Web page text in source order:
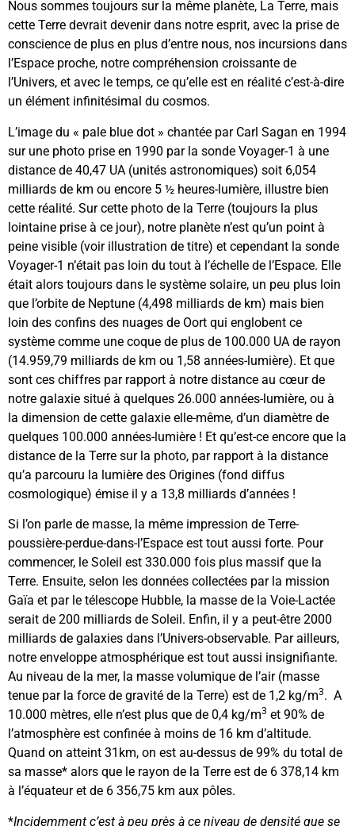
Nous sommes toujours sur la même planète, La Terre, mais
cette Terre devrait devenir dans notre esprit, avec la prise de
conscience de plus en plus d’entre nous, nos incursions dans
l’Espace proche, notre compréhension croissante de
l’Univers, et avec le temps, ce qu’elle est en réalité c’est-à-dire
un élément infinitésimal du cosmos.
L’image du « pale blue dot » chantée par Carl Sagan en 1994
sur une photo prise en 1990 par la sonde Voyager-1 à une
distance de 40,47 UA (unités astronomiques) soit 6,054
milliards de km ou encore 5 ½ heures-lumière, illustre bien
cette réalité. Sur cette photo de la Terre (toujours la plus
lointaine prise à ce jour), notre planète n’est qu’un point à
peine visible (voir illustration de titre) et cependant la sonde
Voyager-1 n’était pas loin du tout à l’échelle de l’Espace. Elle
était alors toujours dans le système solaire, un peu plus loin
que l’orbite de Neptune (4,498 milliards de km) mais bien
loin des confins des nuages de Oort qui englobent ce
système comme une coque de plus de 100.000 UA de rayon
(14.959,79 milliards de km ou 1,58 années-lumière). Et que
sont ces chiffres par rapport à notre distance au cœur de
notre galaxie situé à quelques 26.000 années-lumière, ou à
la dimension de cette galaxie elle-même, d’un diamètre de
quelques 100.000 années-lumière ! Et qu’est-ce encore que la
distance de la Terre sur la photo, par rapport à la distance
qu’a parcouru la lumière des Origines (fond diffus
cosmologique) émise il y a 13,8 milliards d’années !
Si l’on parle de masse, la même impression de Terre-
poussière-perdue-dans-l’Espace est tout aussi forte. Pour
commencer, le Soleil est 330.000 fois plus massif que la
Terre. Ensuite, selon les données collectées par la mission
Gaïa et par le télescope Hubble, la masse de la Voie-Lactée
serait de 200 milliards de Soleil. Enfin, il y a peut-être 2000
milliards de galaxies dans l’Univers-observable. Par ailleurs,
notre enveloppe atmosphérique est tout aussi insignifiante.
Au niveau de la mer, la masse volumique de l’air (masse
tenue par la force de gravité de la Terre) est de 1,2 kg/m3. A
10.000 mètres, elle n’est plus que de 0,4 kg/m3 et 90% de
l’atmosphère est confinée à moins de 16 km d’altitude.
Quand on atteint 31km, on est au-dessus de 99% du total de
sa masse* alors que le rayon de la Terre est de 6 378,14 km
à l’équateur et de 6 356,75 km aux pôles.
*Incidemment c’est à peu près à ce niveau de densité que se